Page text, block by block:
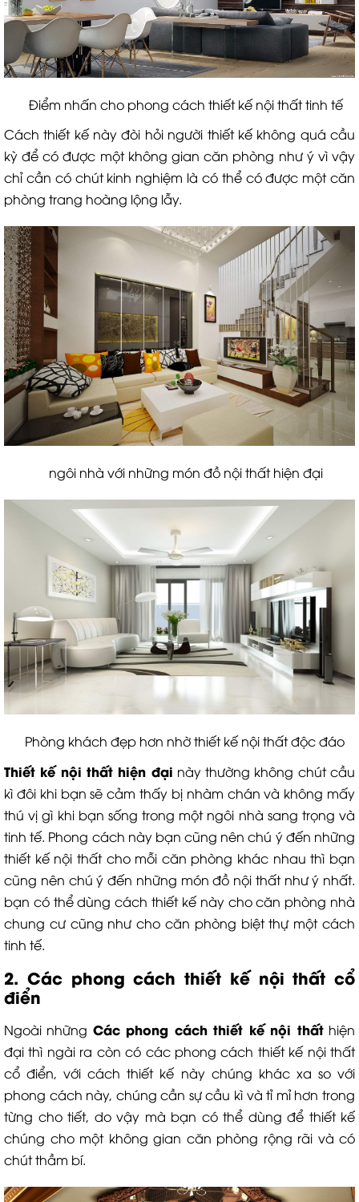
Điểm nhấn cho phong cách thiết kế nội thất tinh tế
Cách thiết kế này đòi hỏi người thiết kế không quá cầu
kỳ để có được một không gian căn phòng như ý vì vậy
chỉ cần có chút kinh nghiệm là có thể có được một căn
phòng trang hoàng lộng lẫy.
ngôi nhà với những món đồ nội thất hiện đại
Phòng khách đẹp hơn nhờ thiết kế nội thất độc đáo
Thiết kế nội thất hiện đại này thường không chút cầu
kì đôi khi bạn sẽ cảm thấy bị nhàm chán và không mấy
thú vị gì khi bạn sống trong một ngôi nhà sang trọng và
tinh tế. Phong cách này bạn cũng nên chú ý đến những
thiết kế nội thất cho mỗi căn phòng khác nhau thì bạn
cũng nên chú ý đến những món đồ nội thất như ý nhất.
bạn có thể dùng cách thiết kế này cho căn phòng nhà
chung cư cũng như cho căn phòng biệt thự một cách
tinh tế.
2. Các phong cách thiết kế nội thất cổ
điển
Ngoài những Các phong cách thiết kế nội thấthiện
đại thì ngài ra còn có các phong cách thiết kế nội thất
cổ điển, với cách thiết kế này chúng khác xa so với
phong cách này, chúng cần sự cầu kì và tỉ mỉ hơn trong
từng cho tiết, do vậy mà bạn có thể dùng để thiết kế
chúng cho một không gian căn phòng rộng rãi và có
chút thầm bí.